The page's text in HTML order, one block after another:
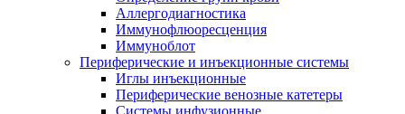
Аллергодиагностика
Иммунофлюоресценция
Иммуноблот
Периферические и инъекционные системы
Иглы инъекционные
Периферические венозные катетеры
Системы инфузионные